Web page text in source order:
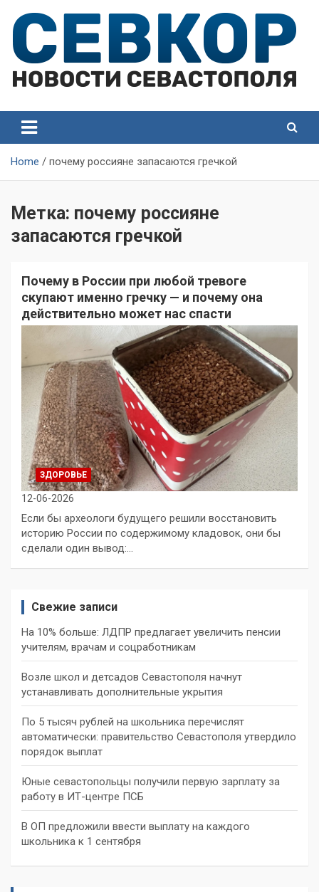
content
Севастополя
Севастополя
Home почему россияне запасаются гречкой
Метка: почему россияне
запасаются гречкой
Почему в России при любой тревоге
скупают именно гречку — и почему она
действительно может нас спасти
ЗДОРОВЬЕ
12-06-2026
Если бы археологи будущего решили восстановить
историю России по содержимому кладовок, они бы
сделали один вывод:…
Свежие записи
На 10% больше: ЛДПР предлагает увеличить пенсии
учителям, врачам и соцработникам
Возле школ и детсадов Севастополя начнут
устанавливать дополнительные укрытия
По 5 тысяч рублей на школьника перечислят
автоматически: правительство Севастополя утвердило
порядок выплат
Юные севастопольцы получили первую зарплату за
работу в ИТ-центре ПСБ
В ОП предложили ввести выплату на каждого
школьника к 1 сентября